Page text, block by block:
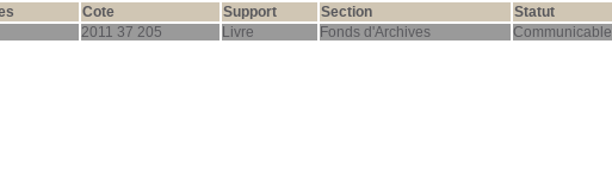
Cote Support Section Statut
2011 37 205 Livre Fonds d'Archives Communicable